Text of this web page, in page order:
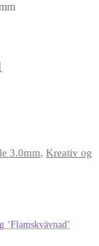
3.0mm, Kreativ og